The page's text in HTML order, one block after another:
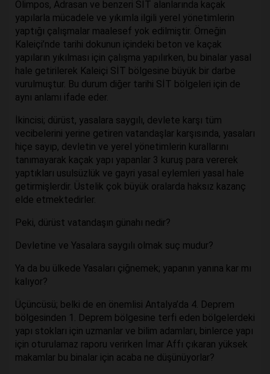
Olimpos, Adrasan ve benzeri SİT alanlarında kaçak
yapılarla mücadele ve yıkımla ilgili yerel yönetimlerin
yaptığı çalışmalar maalesef yok edilmiştir. Örneğin
Kaleiçi’nde tarihi dokunun içindeki beton ve kaçak
yapıların yıkılması için çalışma yapılırken, bu binalar yasal
hale getirilerek Kaleiçi SİT bölgesine büyük bir darbe
vurulmuştur. Bu durum diğer tarihi SİT bölgeleri için de
aynı anlamı ifade eder.
İkincisi; dürüst, yasalara saygılı, devlete karşı tüm
vecibelerini yerine getiren vatandaşlar karşısında, yasaları
hiçe sayıp, devletin ve yerel yönetimlerin kurallarını
tanımayarak kaçak yapı yapanlar 3 kuruş para vererek
yaptıkları usulsüzlük ve gayri yasal eylemleri yasal hale
getirmişlerdir. Üstelik çok büyük oralarda haksız kazanç
elde etmektedirler.
Peki, dürüst vatandaşın günahı nedir?
Devletine ve Yasalara saygılı olmak suç mudur?
Ya da bu ülkede Yasaları çiğnemek; yapanın yanına kar mı
kalıyor?
Üçüncüsü; belki de en önemlisi Antalya’da 4. Deprem
bölgesinden 1. Deprem bölgesine terfi eden bölgelerdeki
yapı stokları için uzmanlar ve bilim adamları, binlerce yapı
için oturulamaz raporu verirken İmar Affı çıkaran yüksek
makamlar bu binalar için acaba ne düşünüyorlar?